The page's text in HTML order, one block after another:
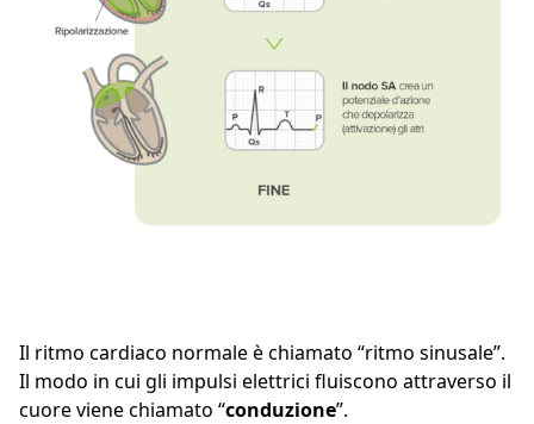
Il ritmo cardiaco normale è chiamato “ritmo sinusale”.
Il modo in cui gli impulsi elettrici fluiscono attraverso il
cuore viene chiamato “conduzione”.